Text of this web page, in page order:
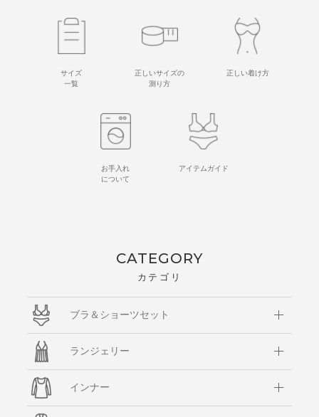
サイズ
一覧
正しいサイズの
測り方
正しい着け方
お手入れ
について
アイテムガイド
CATEGORY
カテゴリ
ブラ＆ショーツセット
ランジェリー
インナー